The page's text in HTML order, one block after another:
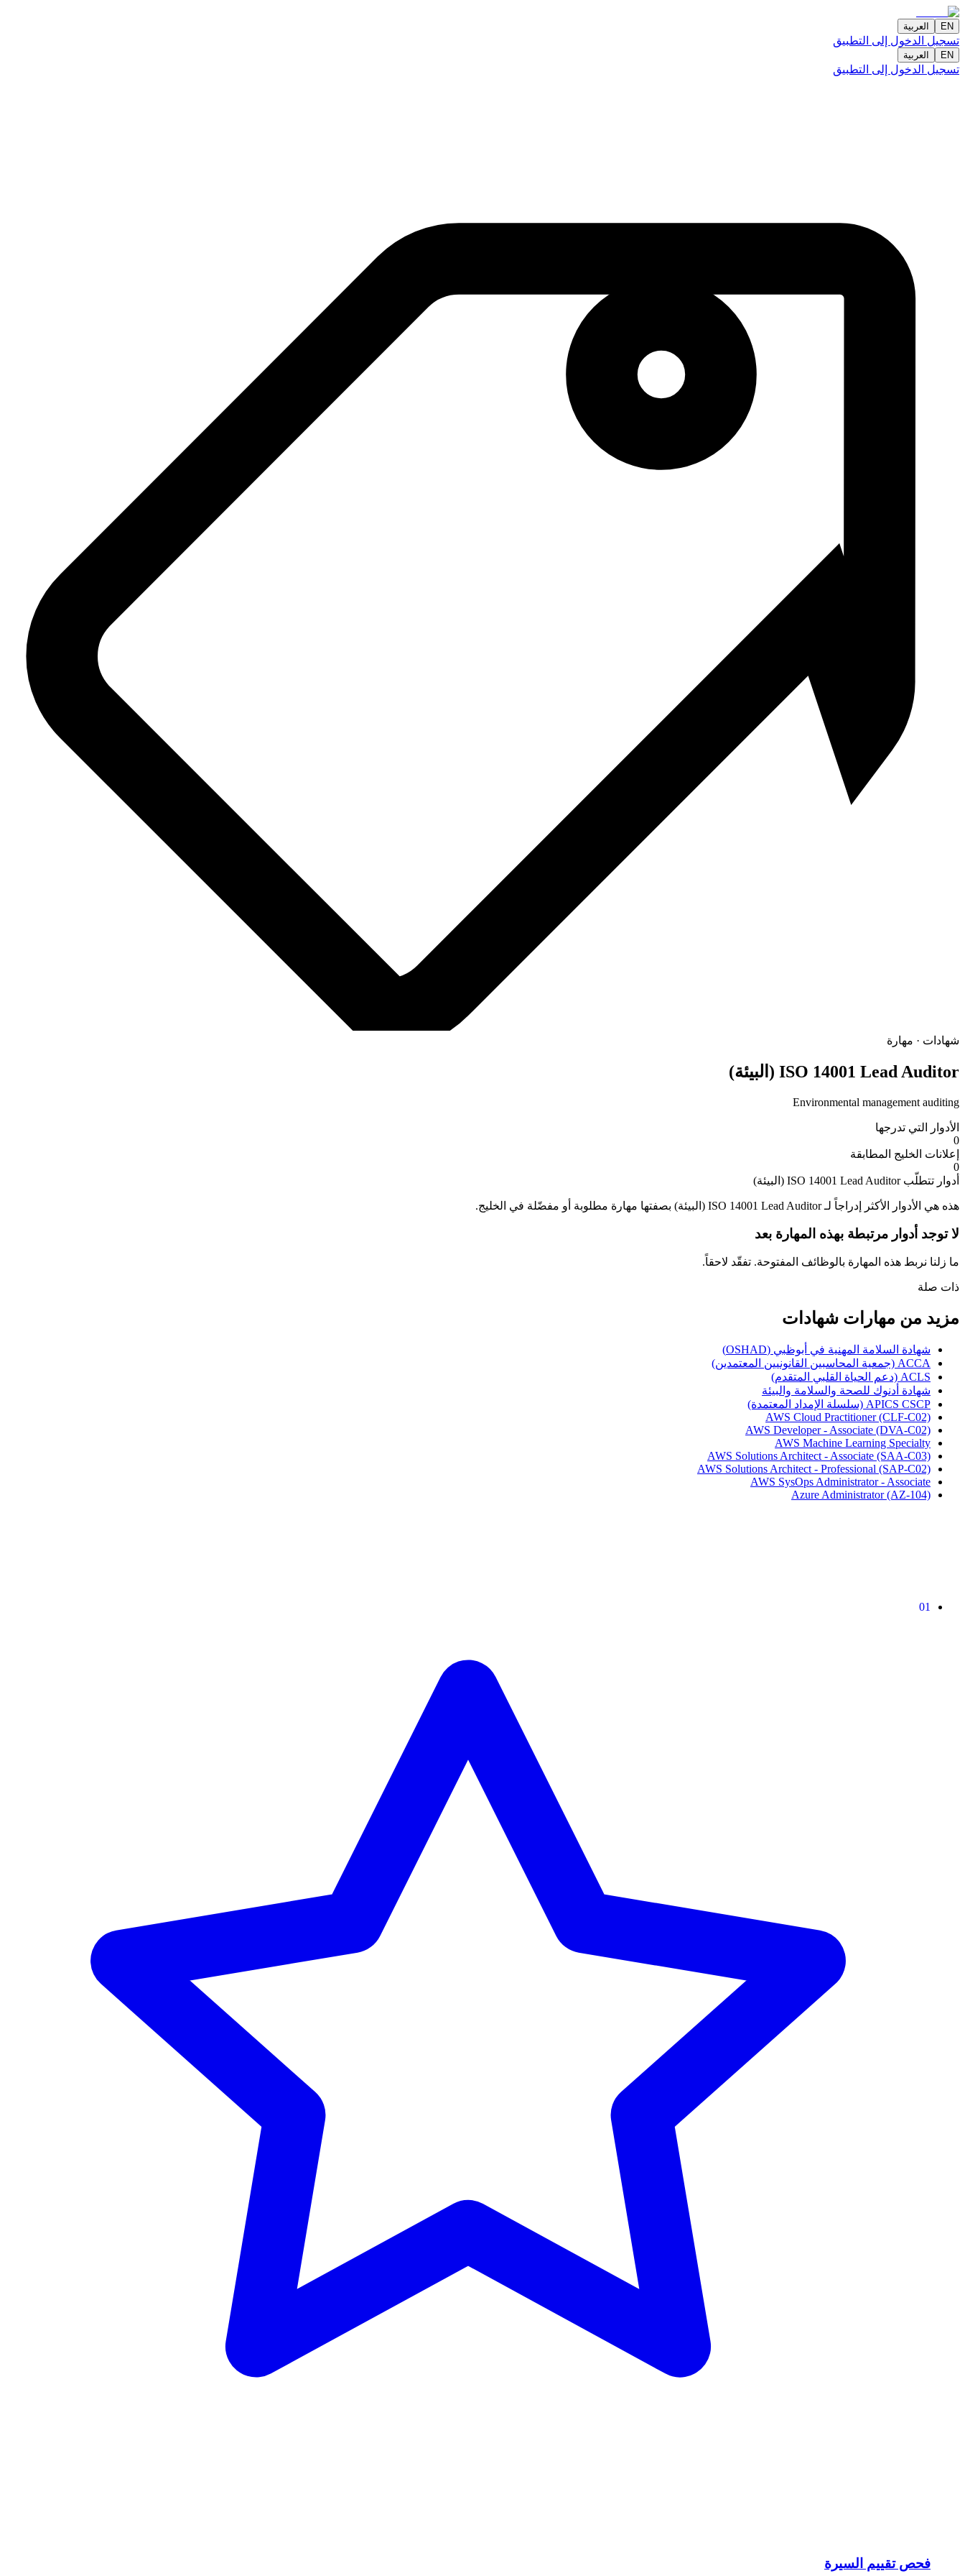
EN العربية
تسجيل الدخول إلى التطبيق
EN العربية
تسجيل الدخول إلى التطبيق
شهادات · مهارة
ISO 14001 Lead Auditor (البيئة)
Environmental management auditing
الأدوار التي تدرجها
0
إعلانات الخليج المطابقة
0
أدوار تتطلّب ISO 14001 Lead Auditor (البيئة)
هذه هي الأدوار الأكثر إدراجاً لـ ISO 14001 Lead Auditor (البيئة) بصفتها مهارة مطلوبة أو مفضّلة في الخليج.
لا توجد أدوار مرتبطة بهذه المهارة بعد
ما زلنا نربط هذه المهارة بالوظائف المفتوحة. تفقّد لاحقاً.
ذات صلة
مزيد من مهارات شهادات
شهادة السلامة المهنية في أبوظبي (OSHAD)
ACCA (جمعية المحاسبين القانونيين المعتمدين)
ACLS (دعم الحياة القلبي المتقدم)
شهادة أدنوك للصحة والسلامة والبيئة
APICS CSCP (سلسلة الإمداد المعتمدة)
AWS Cloud Practitioner (CLF-C02)
AWS Developer - Associate (DVA-C02)
AWS Machine Learning Specialty
AWS Solutions Architect - Associate (SAA-C03)
AWS Solutions Architect - Professional (SAP-C02)
AWS SysOps Administrator - Associate
Azure Administrator (AZ-104)
01
فحص تقييم السيرة